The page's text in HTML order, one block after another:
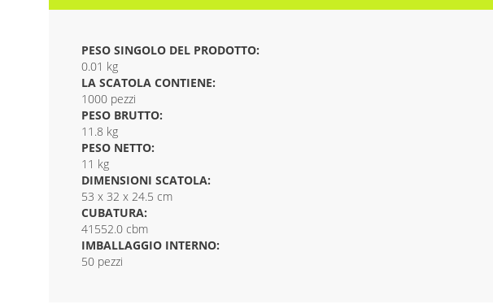
PESO SINGOLO DEL PRODOTTO:
0.01 kg
LA SCATOLA CONTIENE:
1000 pezzi
PESO BRUTTO:
11.8 kg
PESO NETTO:
11 kg
DIMENSIONI SCATOLA:
53 x 32 x 24.5 cm
CUBATURA:
41552.0 cbm
IMBALLAGGIO INTERNO:
50 pezzi